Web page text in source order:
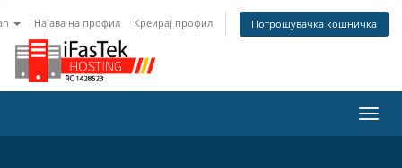
Најава на профил Креирај профил Потрошувачка кошничка
ја